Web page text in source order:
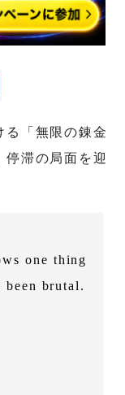
「無限の錬金
滞の局面を迎
one thing
been brutal.